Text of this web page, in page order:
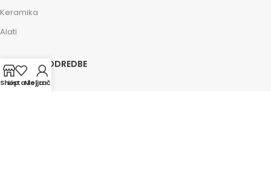
Keramika
Alati
ZAKONSKE ODREDBE
Impressum
ShopLista želja
Moj račun